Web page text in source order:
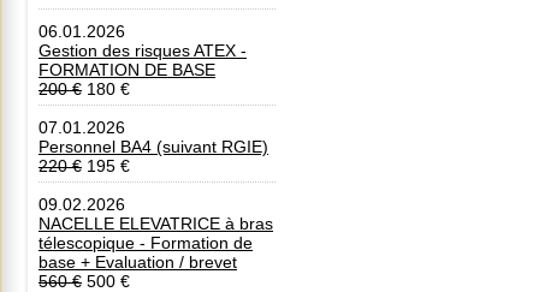
06.01.2026
Gestion des risques ATEX -
FORMATION DE BASE
200 € 180 €
07.01.2026
Personnel BA4 (suivant RGIE)
220 € 195 €
09.02.2026
NACELLE ELEVATRICE à bras
télescopique - Formation de
base + Evaluation / brevet
560 € 500 €